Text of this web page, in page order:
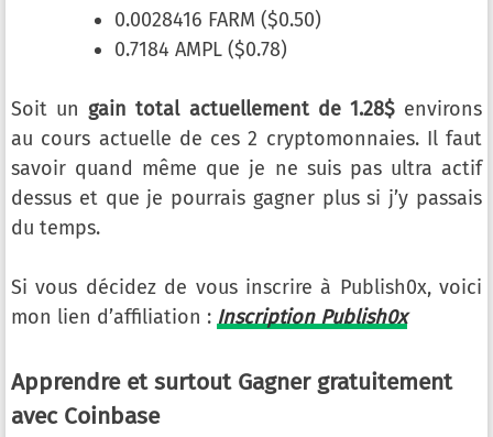
0.0028416 FARM ($0.50)
0.7184 AMPL ($0.78)
Soit un gain total actuellement de 1.28$environs
au cours actuelle de ces 2 cryptomonnaies. Il faut
savoir quand même que je ne suis pas ultra actif
dessus et que je pourrais gagner plus si j’y passais
du temps.
Si vous décidez de vous inscrire à Publish0x, voici
mon lien d’affiliation : Inscription Publish0x
Apprendre et surtout Gagner gratuitement
avec Coinbase